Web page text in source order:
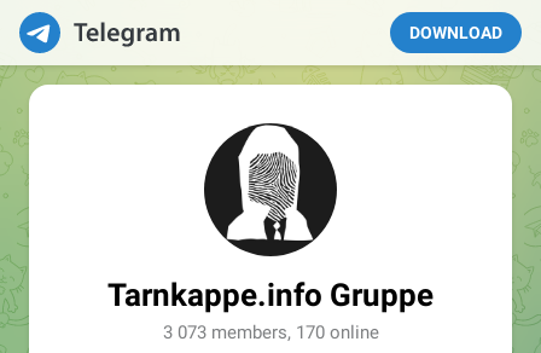
DOWNLOAD
Tarnkappe.info Gruppe
3 073 members, 170 online